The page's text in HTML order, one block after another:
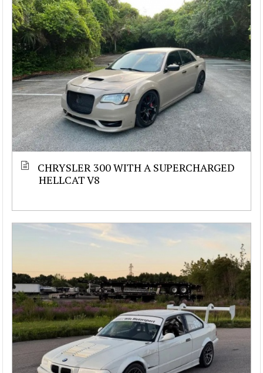
CHRYSLER 300 WITH A SUPERCHARGED
HELLCAT V8